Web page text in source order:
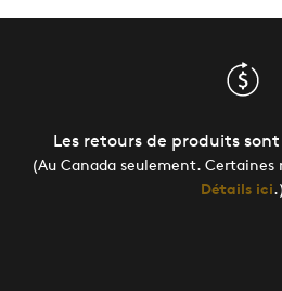
Les retours de produits
(Au Canada seulement. Certaines
Détails ici